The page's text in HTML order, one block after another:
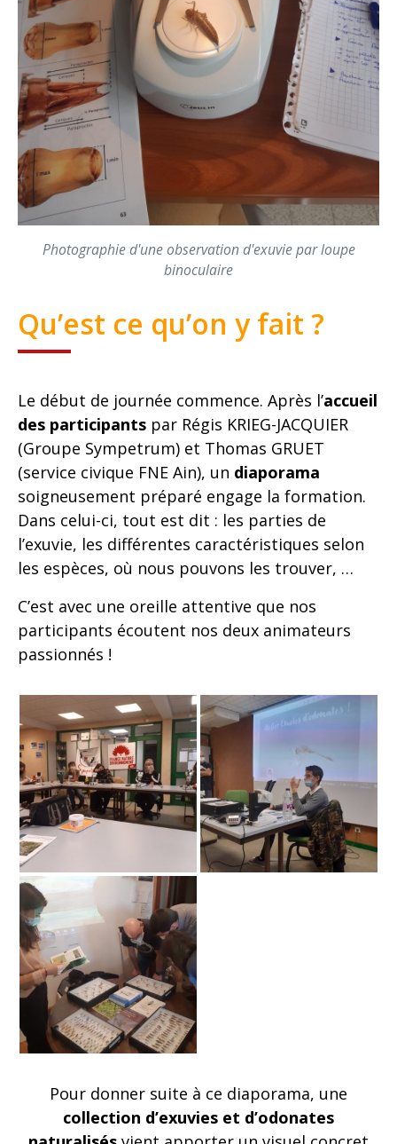
Photographie d'une observation d'exuvie par loupe
binoculaire
Qu’est ce qu’on y fait ?
Le début de journée commence. Après l’accueil
des participants par Régis KRIEG-JACQUIER
(Groupe Sympetrum) et Thomas GRUET
(service civique FNE Ain), un diaporama
soigneusement préparé engage la formation.
Dans celui-ci, tout est dit : les parties de
l’exuvie, les différentes caractéristiques selon
les espèces, où nous pouvons les trouver, …
C’est avec une oreille attentive que nos
participants écoutent nos deux animateurs
passionnés !
Pour donner suite à ce diaporama, une
collection d’exuvies et d’odonates